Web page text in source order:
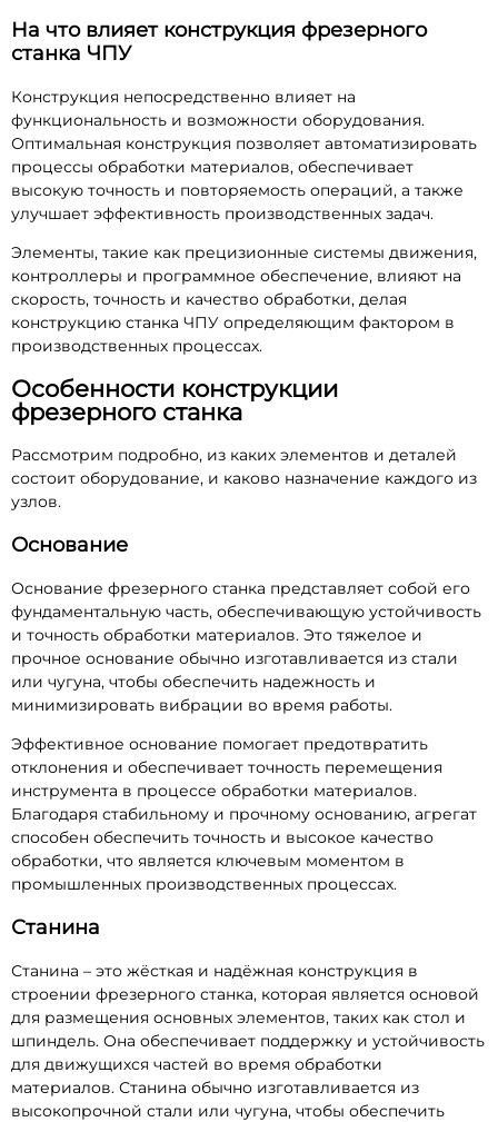
На что влияет конструкция фрезерного
станка ЧПУ
Конструкция непосредственно влияет на
функциональность и возможности оборудования.
Оптимальная конструкция позволяет автоматизировать
процессы обработки материалов, обеспечивает
высокую точность и повторяемость операций, а также
улучшает эффективность производственных задач.
Элементы, такие как прецизионные системы движения,
контроллеры и программное обеспечение, влияют на
скорость, точность и качество обработки, делая
конструкцию станка ЧПУ определяющим фактором в
производственных процессах.
Особенности конструкции
фрезерного станка
Рассмотрим подробно, из каких элементов и деталей
состоит оборудование, и каково назначение каждого из
узлов.
Основание
Основание фрезерного станка представляет собой его
фундаментальную часть, обеспечивающую устойчивость
и точность обработки материалов. Это тяжелое и
прочное основание обычно изготавливается из стали
или чугуна, чтобы обеспечить надежность и
минимизировать вибрации во время работы.
Эффективное основание помогает предотвратить
отклонения и обеспечивает точность перемещения
инструмента в процессе обработки материалов.
Благодаря стабильному и прочному основанию, агрегат
способен обеспечить точность и высокое качество
обработки, что является ключевым моментом в
промышленных производственных процессах.
Станина
Станина – это жёсткая и надёжная конструкция в
строении фрезерного станка, которая является основой
для размещения основных элементов, таких как стол и
шпиндель. Она обеспечивает поддержку и устойчивость
для движущихся частей во время обработки
материалов. Станина обычно изготавливается из
высокопрочной стали или чугуна, чтобы обеспечить